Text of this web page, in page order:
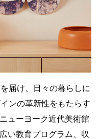
届け、日々の暮らしに
ンの革新性をもたらす
ューヨーク近代美術館
い教育プログラム、収